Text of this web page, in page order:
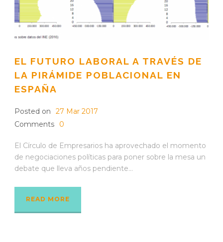
EL FUTURO LABORAL A TRAVÉS DE
LA PIRÁMIDE POBLACIONAL EN
ESPAÑA
Posted on
27 Mar 2017
Comments
0
El Círculo de Empresarios ha aprovechado el momento
de negociaciones políticas para poner sobre la mesa un
debate que lleva años pendiente...
READ MORE